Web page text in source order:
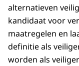
alternatieven
kandidaat voor
maatregelen en
definitie als
worden als